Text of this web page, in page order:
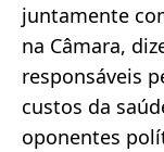
juntamente
na Câmara,
responsáveis
custos da
oponentes